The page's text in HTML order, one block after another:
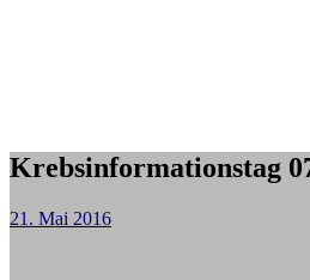
Krebsinformationstag
21. Mai 2016